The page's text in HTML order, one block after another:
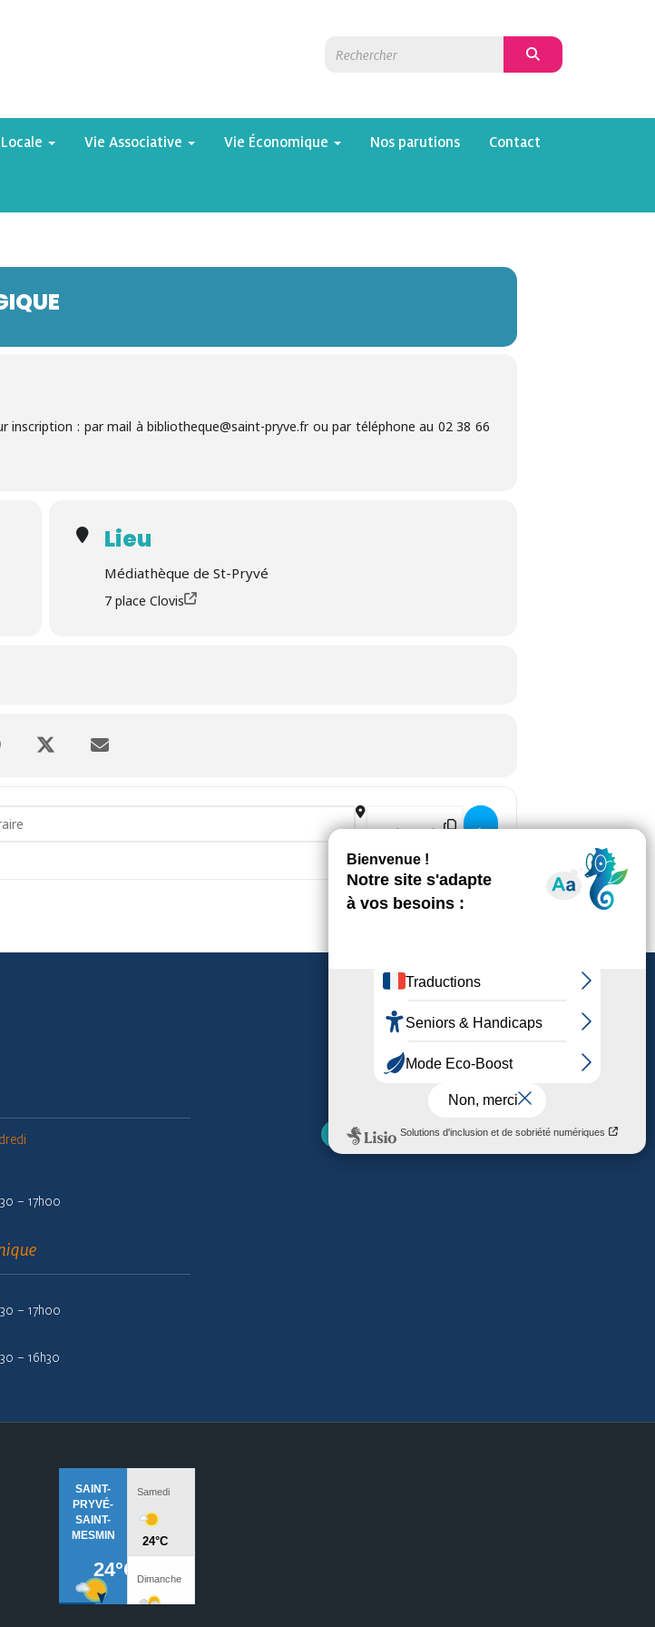
Vie Associative Vie Économique Nos parutions Contact
: par mail à bibliotheque@saint-pryve.fr ou par téléphone au 02 38 66
Lieu
Médiathèque de St-Pryvé
7 place Clovis
magique [] Destination Address - Fabriquez
– 17h00
– 17h00
– 16h30
Nos parutions